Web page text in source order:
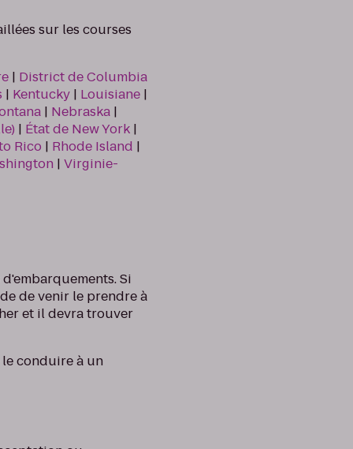
sur les courses
| District de Columbia
| Kentucky | Louisiane |
| Nebraska |
| État de New York |
Rico | Rhode Island |
|Virginie-
Si
de venir le prendre à
et il devra trouver
conduire à un